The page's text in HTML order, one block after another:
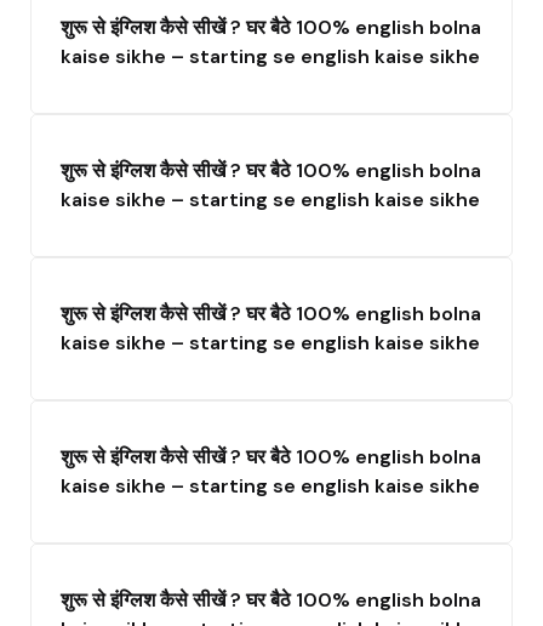
शुरू से इंग्लिश कैसे सीखें ? घर बैठे 100% english bolna
kaise sikhe – starting se english kaise sikhe
शुरू से इंग्लिश कैसे सीखें ? घर बैठे 100% english bolna
kaise sikhe – starting se english kaise sikhe
शुरू से इंग्लिश कैसे सीखें ? घर बैठे 100% english bolna
kaise sikhe – starting se english kaise sikhe
शुरू से इंग्लिश कैसे सीखें ? घर बैठे 100% english bolna
kaise sikhe – starting se english kaise sikhe
शुरू से इंग्लिश कैसे सीखें ? घर बैठे 100% english bolna